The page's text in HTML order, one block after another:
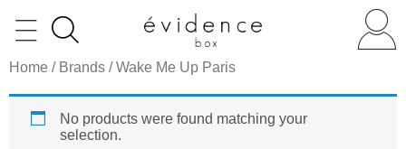
Home / Brands / Wake Me Up Paris
No products were found matching your
selection.